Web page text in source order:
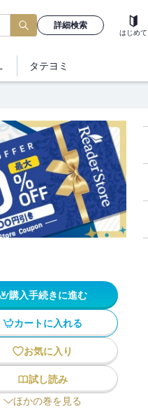
詳細検索
はじめて
タテヨミ
購入手続きに進む
カートに入れる
お気に入り
試し読み
ほかの巻を見る